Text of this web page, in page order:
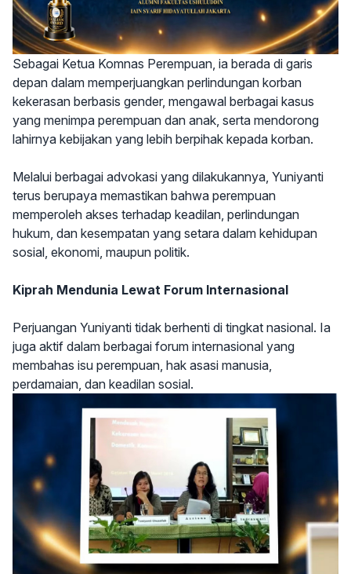
Sebagai Ketua Komnas Perempuan, ia berada di garis
depan dalam memperjuangkan perlindungan korban
kekerasan berbasis gender, mengawal berbagai kasus
yang menimpa perempuan dan anak, serta mendorong
lahirnya kebijakan yang lebih berpihak kepada korban.
Melalui berbagai advokasi yang dilakukannya, Yuniyanti
terus berupaya memastikan bahwa perempuan
memperoleh akses terhadap keadilan, perlindungan
hukum, dan kesempatan yang setara dalam kehidupan
sosial, ekonomi, maupun politik.
Kiprah Mendunia Lewat Forum Internasional
Perjuangan Yuniyanti tidak berhenti di tingkat nasional. Ia
juga aktif dalam berbagai forum internasional yang
membahas isu perempuan, hak asasi manusia,
perdamaian, dan keadilan sosial.